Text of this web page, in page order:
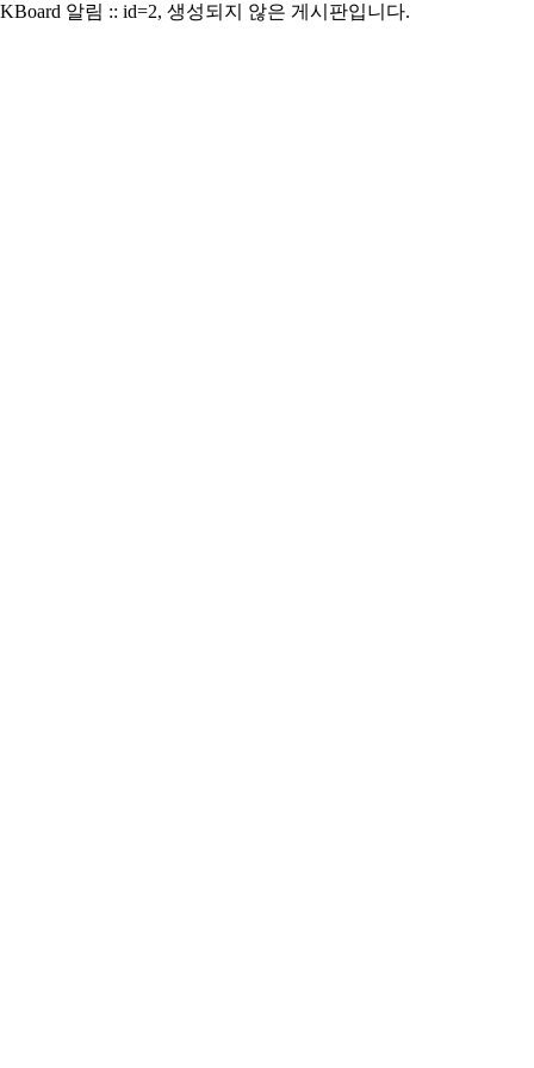
KBoard 알림 :: id=2, 생성되지 않은 게시판입니다.